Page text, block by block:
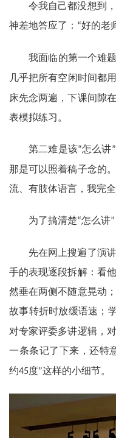
令我自己都没想到
神差地答应了： “好的老
我面临的第一个难
几乎把所有空闲时间都
床先念两遍，下课间隙
表模拟练习。
第二难是该“怎么讲”
那是可以照着稿子念的
流、有肢体语言，我完全
为了搞清楚“怎么讲”
先在网上搜遍了演
手的表现逐段拆解：看
然垂在两侧不随意晃动
故事转折时放缓语速；
对专家评委多讲逻辑，
一条条记了下来，还特
约45度”这样的小细节。